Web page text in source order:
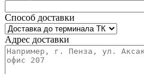
Способ доставки
Адрес доставки